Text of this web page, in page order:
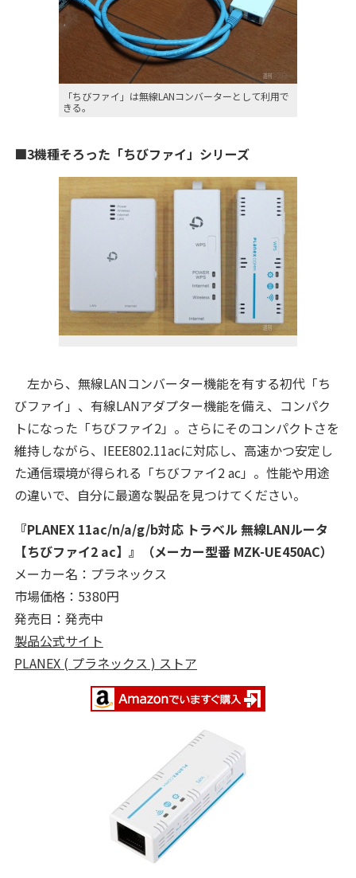
「ちびファイ」は無線LANコンバーターとして利用で
きる。
■3機種そろった「ちびファイ」シリーズ
左から、無線LANコンバーター機能を有する初代「ち
びファイ」、有線LANアダプター機能を備え、コンパク
トになった「ちびファイ2」。さらにそのコンパクトさを
維持しながら、IEEE802.11acに対応し、高速かつ安定し
た通信環境が得られる「ちびファイ2 ac」。性能や用途
の違いで、自分に最適な製品を見つけてください。
『PLANEX 11ac/n/a/g/b対応 トラベル 無線LANルータ
【ちびファイ2 ac】 』（メーカー型番 MZK-UE450AC）
メーカー名：プラネックス
市場価格：5380円
発売日：発売中
製品公式サイト
PLANEX ( プラネックス ) ストア